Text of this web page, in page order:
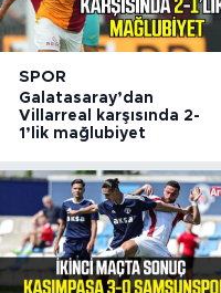
SPOR
Galatasaray’dan
Villarreal karşısında 2-
1’lik mağlubiyet